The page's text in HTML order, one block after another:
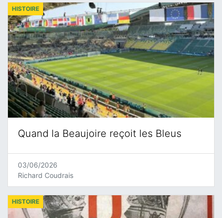
Quand la Beaujoire reçoit les Bleus
HISTOIRE
03/06/2026
Richard Coudrais
HISTOIRE